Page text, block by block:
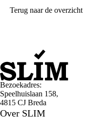
Terug naar de overzicht
Bezoekadres:
Speelhuislaan 158,
4815 CJ Breda
Over SLIM